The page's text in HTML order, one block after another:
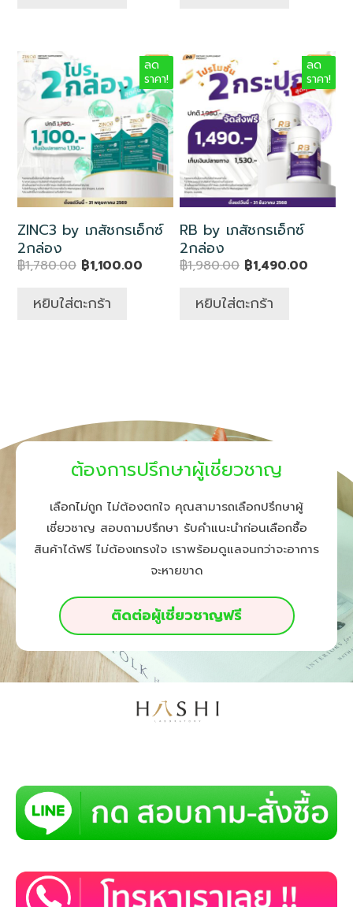
ลด
ราคา!
ZINC3 by เภสัชกรเอ็กซ์
2กล่อง
฿1,780.00 ฿1,100.00
หยิบใส่ตะกร้า
ลด
ราคา!
RB by เภสัชกรเอ็กซ์
2กล่อง
฿1,980.00 ฿1,490.00
หยิบใส่ตะกร้า
ต้องการปรึกษาผู้เชี่ยวชาญ
เลือกไม่ถูก ไม่ต้องตกใจ คุณสามารถเลือกปรึกษาผู้
เชี่ยวชาญ สอบถามปรึกษา รับคำแนะนำก่อนเลือกซื้อ
สินค้าได้ฟรี ไม่ต้องเกรงใจ เราพร้อมดูแลจนกว่าจะอาการ
จะหายขาด
ติดต่อผู้เชี่ยวชาญฟรี